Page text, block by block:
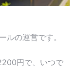
ルの運営です。
円で、いつで